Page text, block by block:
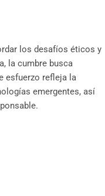
los desafíos éticos y
la cumbre busca
esfuerzo refleja la
emergentes, así